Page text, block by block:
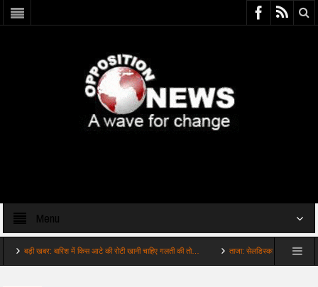
Menu
खबर: बारिश में किस आटे की रोटी खानी चाहिए गलती की तो… ताजा: सेलडिस्काउंट का 039गंदा039